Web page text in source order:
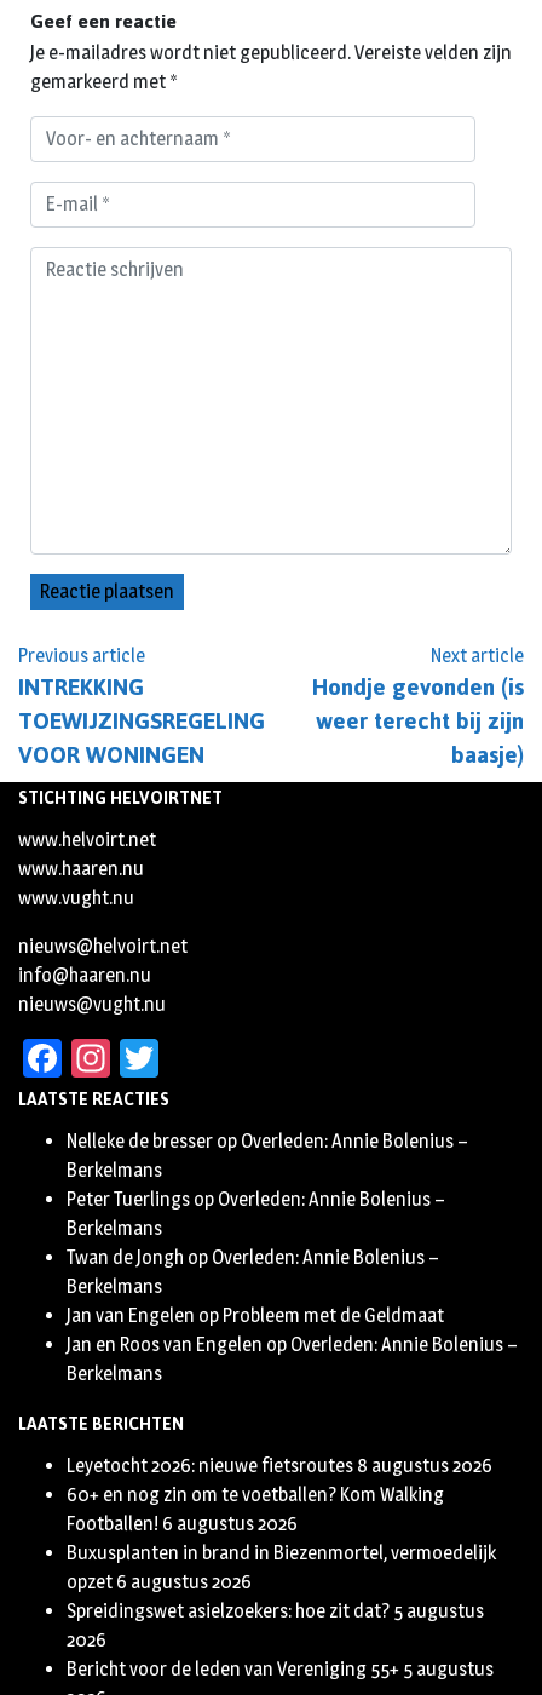
Previous article
INTREKKING
TOEWIJZINGSREGELING
VOOR WONINGEN
Next article
Hondje gevonden (is
weer terecht bij zijn
baasje)
Geef een reactie
Je e-mailadres wordt niet gepubliceerd.Vereiste velden zijn
gemarkeerd met *
STICHTING HELVOIRTNET
www.helvoirt.net
www.haaren.nu
www.vught.nu
nieuws@helvoirt.net
info@haaren.nu
nieuws@vught.nu
Facebook
Instagram
LAATSTE REACTIES
Nelleke de bresser op Overleden: Annie Bolenius –
Berkelmans
Peter Tuerlings op Overleden: Annie Bolenius –
Berkelmans
Twan de Jongh op Overleden: Annie Bolenius –
Berkelmans
Jan van Engelen op Probleem met de Geldmaat
Jan en Roos van Engelen op Overleden: Annie Bolenius –
Berkelmans
LAATSTE BERICHTEN
Leyetocht 2026: nieuwe fietsroutes 8 augustus 2026
60+ en nog zin om te voetballen? Kom Walking
Footballen! 6 augustus 2026
Buxusplanten in brand in Biezenmortel, vermoedelijk
opzet 6 augustus 2026
Spreidingswet asielzoekers: hoe zit dat? 5 augustus
2026
Bericht voor de leden van Vereniging 55+ 5 augustus